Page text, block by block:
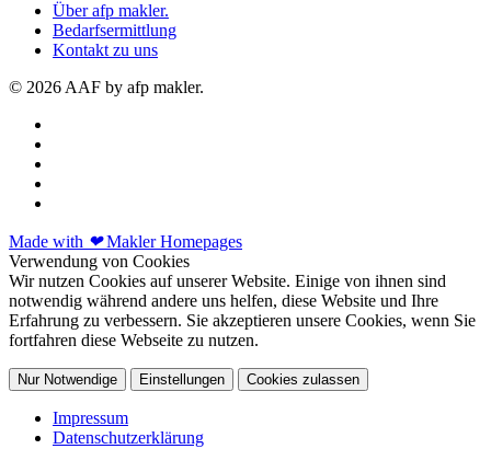
Über afp makler.
Bedarfsermittlung
Kontakt zu uns
© 2026 AAF by afp makler.
Made with ❤Makler Homepages
Verwendung von Cookies
Wir nutzen Cookies auf unserer Website. Einige von ihnen sind
notwendig während andere uns helfen, diese Website und Ihre
Erfahrung zu verbessern. Sie akzeptieren unsere Cookies, wenn Sie
fortfahren diese Webseite zu nutzen.
Nur Notwendige Einstellungen Cookies zulassen
Impressum
Datenschutzerklärung